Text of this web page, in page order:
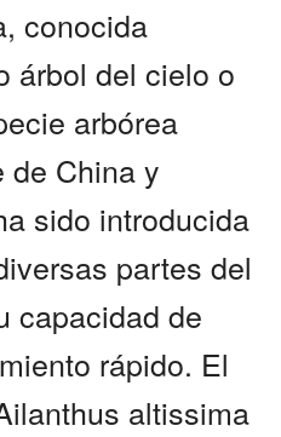
conocida
árbol del cielo o
arbórea
de China y
sido introducida
partes del
capacidad de
rápido. El
altissima